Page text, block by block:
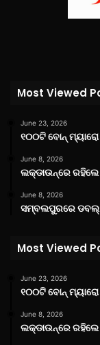
Most Viewed
June 23, 2026
୧୦୦ଟି ବୋନ୍ ମ୍ୟାରୋ
June 8, 2026
ଲକ୍‌ଡାଉନ୍‌ରେ ରହିଲେ
June 8, 2026
ସମ୍ବଲପୁରରେ ଡବଲ୍
Most Viewed
June 23, 2026
୧୦୦ଟି ବୋନ୍ ମ୍ୟାରୋ
June 8, 2026
ଲକ୍‌ଡାଉନ୍‌ରେ ରହିଲେ